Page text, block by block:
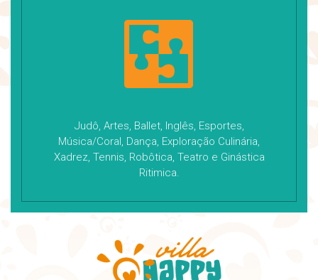
Judô, Artes, Ballet, Inglês, Esportes,
Música/Coral, Dança, Exploração Culinária,
Xadrez, Tennis, Robôtica, Teatro e Ginástica
Ritimica.